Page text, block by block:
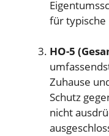
für typische
HO-5
Zuhause
Schutz
nicht